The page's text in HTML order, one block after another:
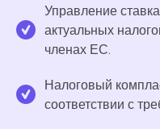
Управление
актуальных
членах ЕС.
Налоговый
соответствии с